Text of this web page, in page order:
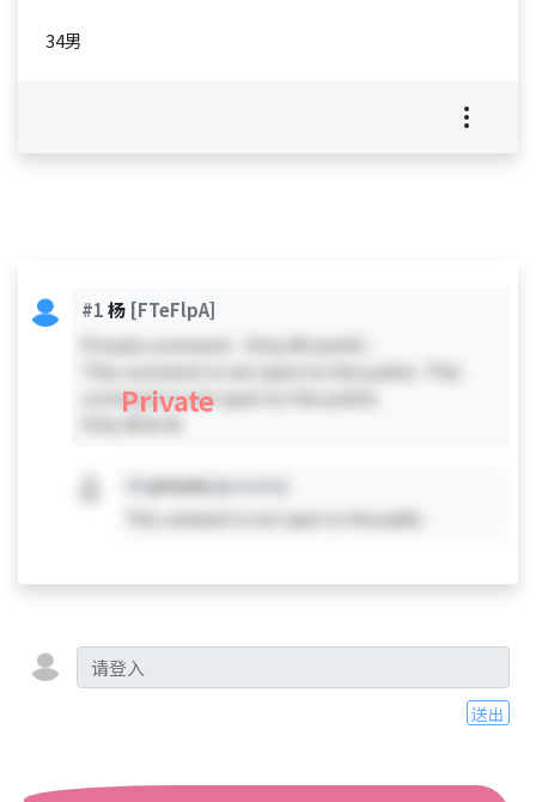
34男
#1杨 [FTeFlpA]
Private comment - Only #0 and #1 -
This comment is not open to the public. This
comment is not open to the public.
Private
private [private]
This comment is not open to the public.
送出